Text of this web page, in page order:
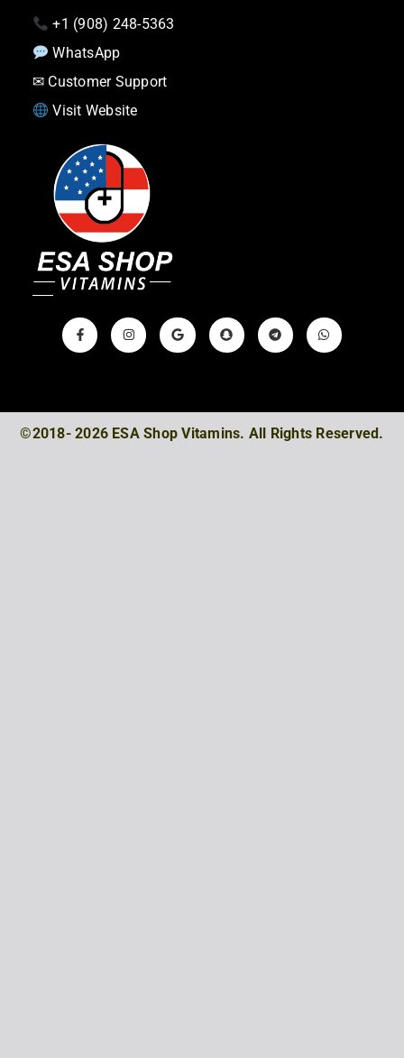
+1 (908) 248-5363
WhatsApp
✉ Customer Support
Visit Website
©2018- 2026 ESA Shop Vitamins. All Rights Reserved.